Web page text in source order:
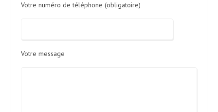
Votre numéro de téléphone (obligatoire)
Votre message